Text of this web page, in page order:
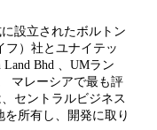
設立されたボルトン
フ）社とユナイテッ
Land Bhd 、UMラン
マレーシアで最も評
セントラルビジネス
所有し、開発に取り